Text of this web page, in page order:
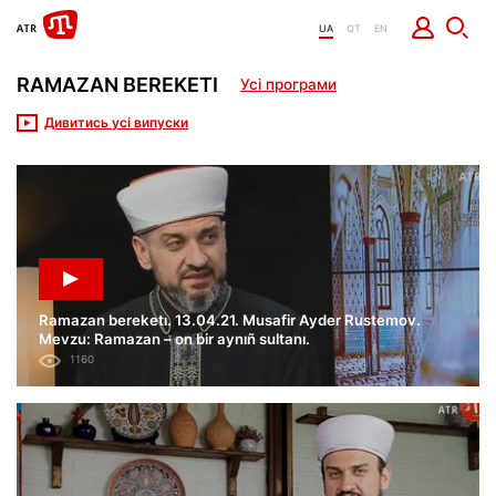
UA QT EN
RAMAZAN BEREKETI Усі програми
Ramazan bereketı. 13.04.21. Musafir Ayder Rustemov.
Mevzu: Ramazan – on bir aynıñ sultanı.
1160
Дивитись усі випуски